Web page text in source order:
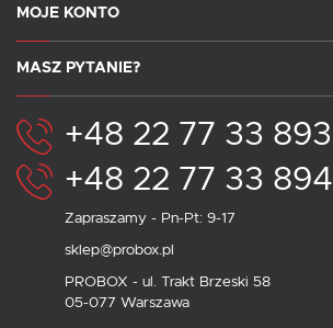
MOJE KONTO
MASZ PYTANIE?
+48 22 77 33 893
+48 22 77 33 894
Zapraszamy - Pn-Pt: 9-17
sklep@probox.pl
PROBOX - ul. Trakt Brzeski 58
05-077 Warszawa